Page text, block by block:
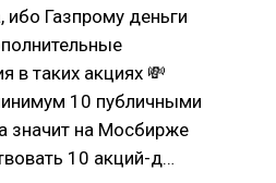
Газпрому деньги
в таких акциях 💸
10 публичными
значит на Мосбирже
10 акций-д…